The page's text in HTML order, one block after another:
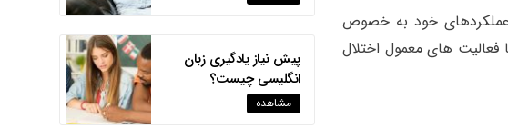
در عملکردهای خود به خصوص
فعالیت های معمول اختلال
پیش نیاز یادگیری زبان
انگلیسی چیست؟
مشاهده